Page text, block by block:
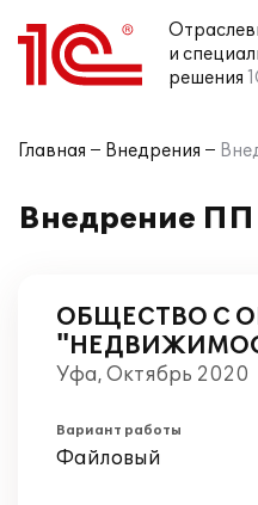
и
решения
Главная Внедрения
Внедрение
ОБЩЕСТВО С
Уфа, Октябрь 2020
Вариант работы
Файловый